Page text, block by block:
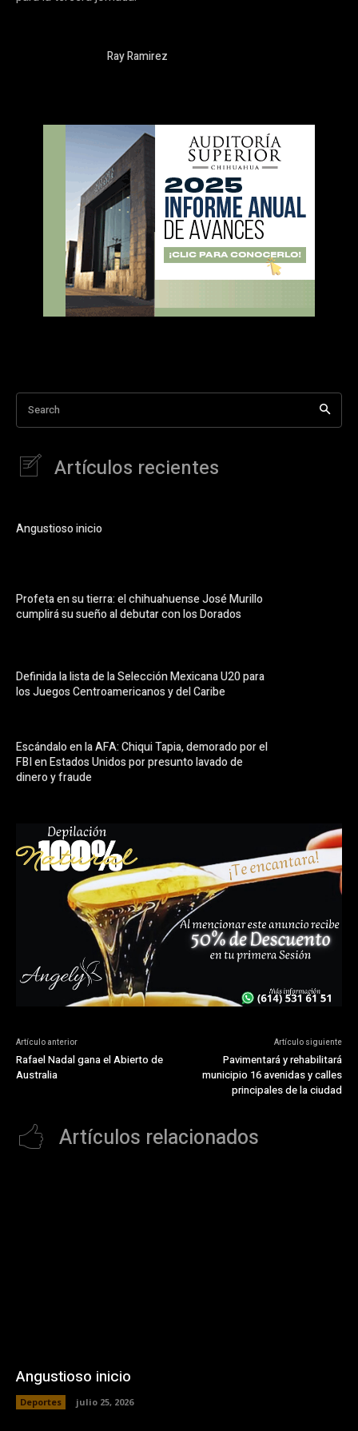
Ray Ramirez
Search
Artículos recientes
Angustioso inicio
Profeta en su tierra: el chihuahuense José Murillo
cumplirá su sueño al debutar con los Dorados
Definida la lista de la Selección Mexicana U20 para
los Juegos Centroamericanos y del Caribe
Escándalo en la AFA: Chiqui Tapia, demorado por el
FBI en Estados Unidos por presunto lavado de
dinero y fraude
Artículo anterior
Rafael Nadal gana el Abierto de
Australia
Artículo siguiente
Pavimentará y rehabilitará
municipio 16 avenidas y calles
principales de la ciudad
Artículos relacionados
Angustioso inicio
Deportes julio 25, 2026